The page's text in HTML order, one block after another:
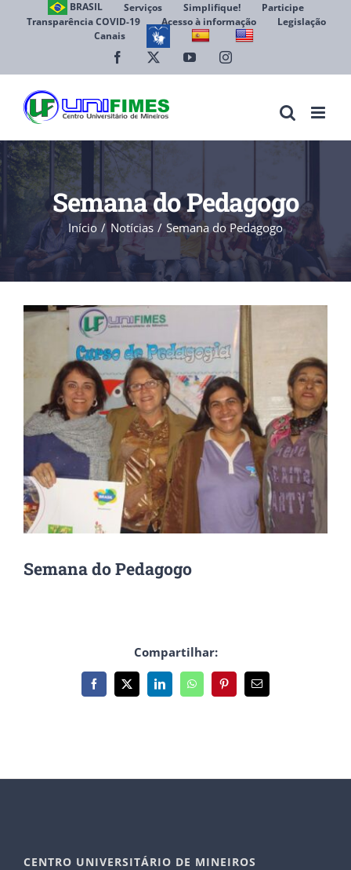
BRASIL Serviços Simplifique!
Participe
Transparência COVID-19
Acesso à informação
Legislação
Canais
Facebook YouTubeInstagram
Semana do Pedagogo
Início Notícias Semana do Pedagogo
View
Semana do Pedagogo
Compartilhar:
Facebook
X LinkedInWhatsAppPinterest
E-
mail
CENTRO UNIVERSITÁRIO DE MINEIROS